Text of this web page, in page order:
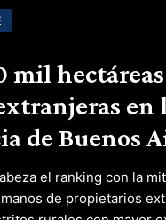
mil
en
de Buenos
el ranking con la
de propietarios